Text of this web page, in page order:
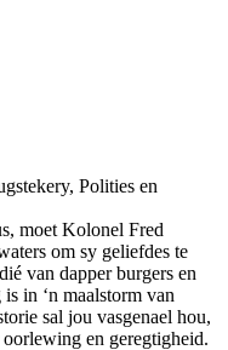
Polities en
moet Kolonel Fred
om sy geliefdes te
van dapper burgers en
in ‘n maalstorm van
sal jou vasgenael hou,
en geregtigheid.